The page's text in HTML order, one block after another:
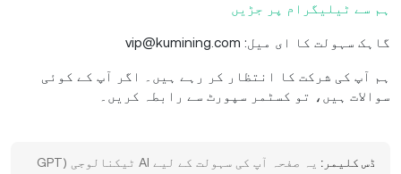
ہم سے ٹیلیگرام پر جڑیں
گاہک سہولت کا ای میل: vip@kumining.com
ہم آپ کی شرکت کا انتظار کر رہے ہیں۔ اگر آپ کے کوئی
سوالات ہیں، تو کسٹمر سپورٹ سے رابطہ کریں۔
ڈس کلیمر:
یہ صفحہ آپ کی سہولت کے لیے AI ٹیکنالوجی (GPT